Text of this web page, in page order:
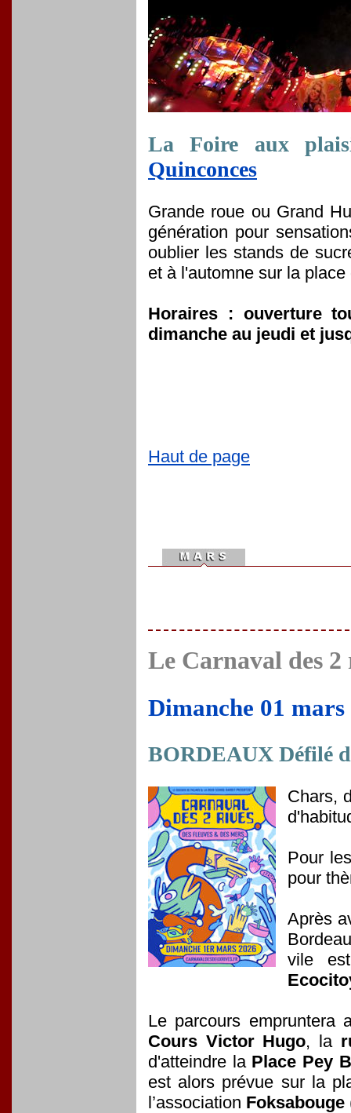
La Foire aux
Quinconces
Grande roue ou Grand
génération pour
oublier les stands de
et à l'automne sur la
Horaires : ouverture
dimanche au jeudi et
Haut de page
Le Carnaval des 2
Dimanche 01 mars
BORDEAUX Défilé
Chars,
Pour
pour
Après
vile
Le parcours empruntera
Cours Victor Hugo, la
d'atteindre la Place Pey
est alors prévue sur la
l’association Foksabouge